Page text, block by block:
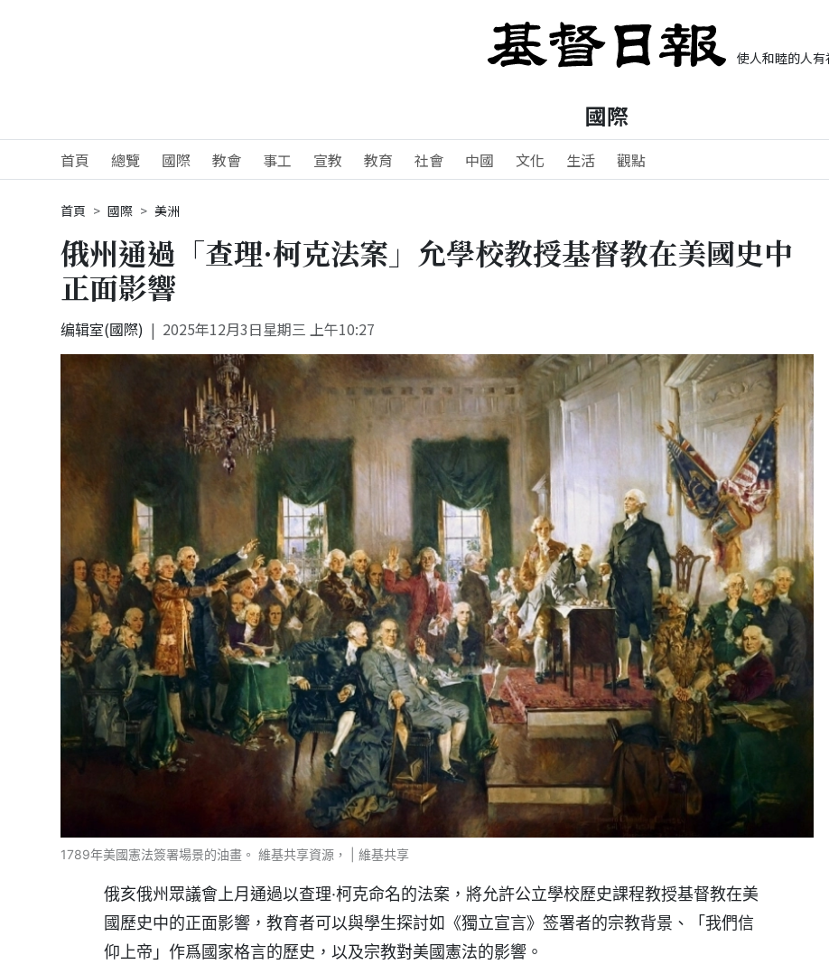
使人和睦的人
國際
首頁 總覽 國際 教會 事工 宣教 教育 社會 中國 文化 生活 觀點
首頁 國際 美洲
俄州通過「查理·柯克法案」允學校教授基督教在美國史中
正面影響
编辑室(國際) 2025年12月3日星期三 上午10:27
1789年美國憲法簽署場景的油畫。 維基共享資源， | 維基共享
俄亥俄州眾議會上月通過以查理·柯克命名的法案，將允許公立學校歷史課程教授基督教在美
國歷史中的正面影響，教育者可以與學生探討如《獨立宣言》签署者的宗教背景、「我們信
仰上帝」作爲國家格言的歷史，以及宗教對美國憲法的影響。